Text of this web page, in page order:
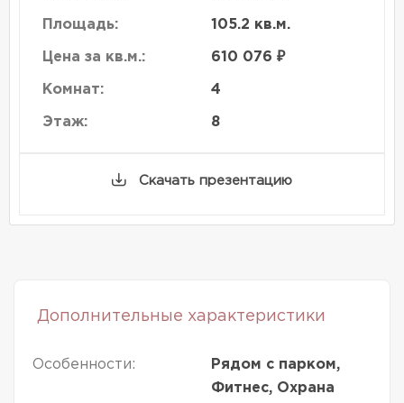
Площадь: 105.2 кв.м.
Цена за кв.м.: 610 076 ₽
Комнат: 4
Этаж: 8
Скачать презентацию
Дополнительные характеристики
Особенности:
Рядом с парком,
Фитнес, Охрана